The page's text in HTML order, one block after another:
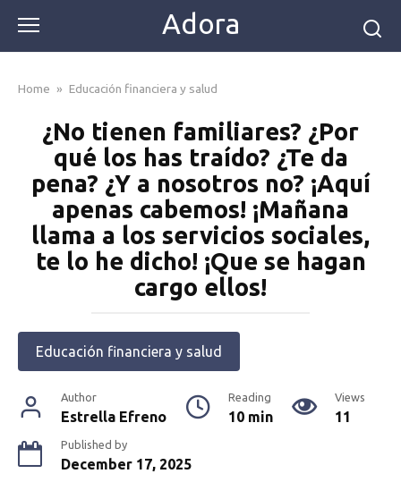
content
Adora
Home » Educación financiera y salud
¿No tienen familiares? ¿Por
qué los has traído? ¿Te da
pena? ¿Y a nosotros no? ¡Aquí
apenas cabemos! ¡Mañana
llama a los servicios sociales,
te lo he dicho! ¡Que se hagan
cargo ellos!
Educación financiera y salud
Author
Estrella Efreno
Reading
10 min
Views
11
Published by
December 17, 2025